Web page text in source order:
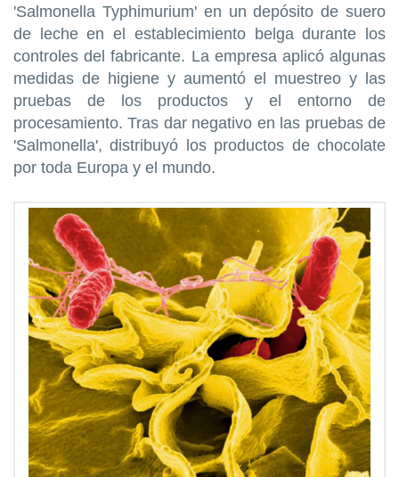
'Salmonella Typhimurium' en un depósito de suero
de leche en el establecimiento belga durante los
controles del fabricante. La empresa aplicó algunas
medidas de higiene y aumentó el muestreo y las
pruebas de los productos y el entorno de
procesamiento. Tras dar negativo en las pruebas de
'Salmonella', distribuyó los productos de chocolate
por toda Europa y el mundo.